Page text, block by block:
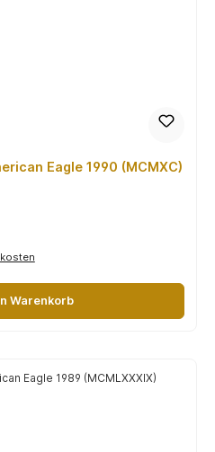
Eagle 1990 (MCMXC)
Warenkorb